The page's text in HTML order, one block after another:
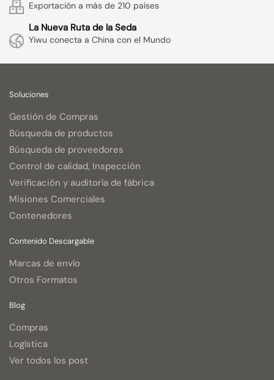
Exportación a más de 210 países
La Nueva Ruta de la Seda
Yiwu conecta a China con el Mundo
Soluciones
Gestión de Compras
Búsqueda de productos
Búsqueda de proveedores
Control de calidad, Inspección
Verificación y auditoría de fábrica
Misiones Comerciales
Contenedores
Contenido Descargable
Marcas de envío
Otros Formatos
Blog
Compras
Logística
Ver todos los post